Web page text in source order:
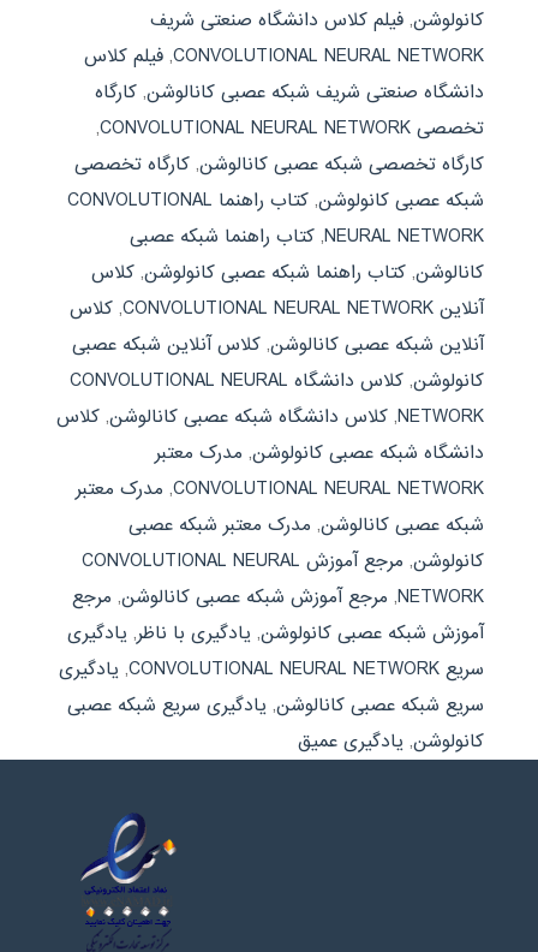
کانولوشن, فیلم کلاس دانشگاه صنعتی شریف
CONVOLUTIONAL NEURAL NETWORK
, فیلم کلاس
دانشگاه صنعتی شریف شبکه عصبی کانالوشن, کارگاه
تخصصی CONVOLUTIONAL NEURAL NETWORK
,
کارگاه تخصصی شبکه عصبی کانالوشن, کارگاه تخصصی
شبکه عصبی کانولوشن,
کتاب راهنما CONVOLUTIONAL
NEURAL NETWORK
, کتاب راهنما شبکه عصبی
کانالوشن, کتاب راهنما شبکه عصبی کانولوشن, کلاس
آنلاین CONVOLUTIONAL NEURAL NETWORK
, کلاس
آنلاین شبکه عصبی کانالوشن, کلاس آنلاین شبکه عصبی
کانولوشن,
کلاس دانشگاه CONVOLUTIONAL NEURAL
NETWORK
, کلاس دانشگاه شبکه عصبی کانالوشن, کلاس
دانشگاه شبکه عصبی کانولوشن, مدرک معتبر
CONVOLUTIONAL NEURAL NETWORK
, مدرک معتبر
شبکه عصبی کانالوشن, مدرک معتبر شبکه عصبی
کانولوشن,
مرجع آموزش CONVOLUTIONAL NEURAL
NETWORK
, مرجع آموزش شبکه عصبی کانالوشن, مرجع
آموزش شبکه عصبی کانولوشن, یادگیری با ناظر, یادگیری
سریع CONVOLUTIONAL NEURAL NETWORK
, یادگیری
سریع شبکه عصبی کانالوشن, یادگیری سریع شبکه عصبی
کانولوشن, یادگیری عمیق